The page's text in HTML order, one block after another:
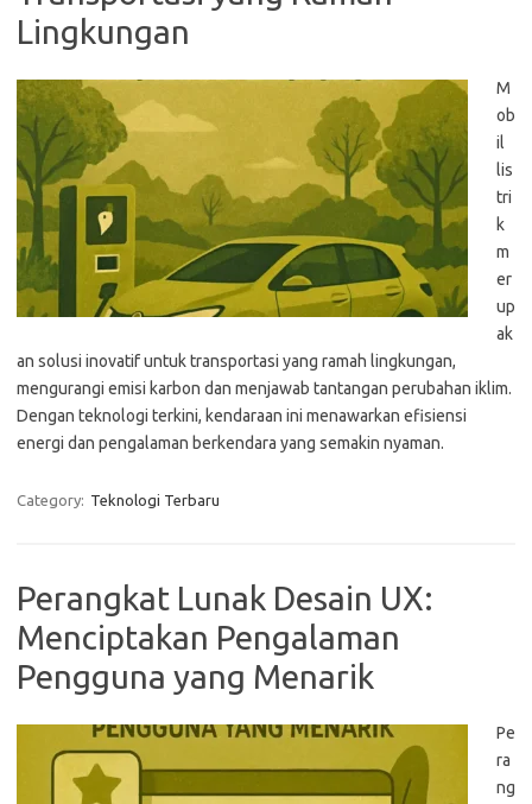
Lingkungan
M
ob
il
lis
tri
k
m
er
up
ak
an solusi inovatif untuk transportasi yang ramah lingkungan,
mengurangi emisi karbon dan menjawab tantangan perubahan iklim.
Dengan teknologi terkini, kendaraan ini menawarkan efisiensi
energi dan pengalaman berkendara yang semakin nyaman.
Category: Teknologi Terbaru
Perangkat Lunak Desain UX:
Menciptakan Pengalaman
Pengguna yang Menarik
Pe
ra
ng